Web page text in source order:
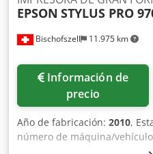
Bischofszell 11.975 km
EPSON STYLUS PRO
Información de
precio
Año de fabricación: 2010,
número de máquina/
tinta Ultrachrome Colores